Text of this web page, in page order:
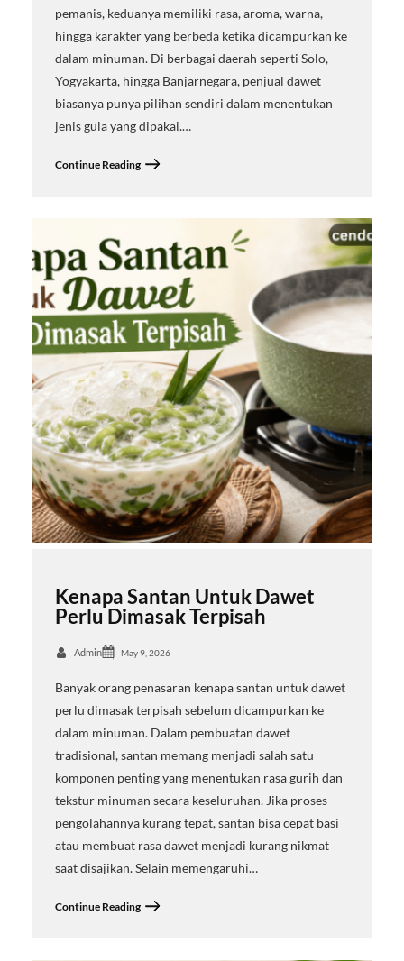
pemanis, keduanya memiliki rasa, aroma, warna,
hingga karakter yang berbeda ketika dicampurkan ke
dalam minuman. Di berbagai daerah seperti Solo,
Yogyakarta, hingga Banjarnegara, penjual dawet
biasanya punya pilihan sendiri dalam menentukan
jenis gula yang dipakai.…
Continue Reading
Kenapa Santan Untuk Dawet
Perlu Dimasak Terpisah
Admin May 9, 2026
Banyak orang penasaran kenapa santan untuk dawet
perlu dimasak terpisah sebelum dicampurkan ke
dalam minuman. Dalam pembuatan dawet
tradisional, santan memang menjadi salah satu
komponen penting yang menentukan rasa gurih dan
tekstur minuman secara keseluruhan. Jika proses
pengolahannya kurang tepat, santan bisa cepat basi
atau membuat rasa dawet menjadi kurang nikmat
saat disajikan. Selain memengaruhi…
Continue Reading